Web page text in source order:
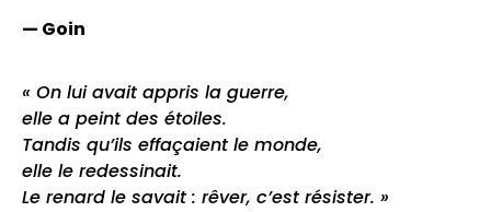
— Goin
« On lui avait appris la guerre,
elle a peint des étoiles.
Tandis qu’ils effaçaient le monde,
elle le redessinait.
Le renard le savait : rêver, c’est résister. »